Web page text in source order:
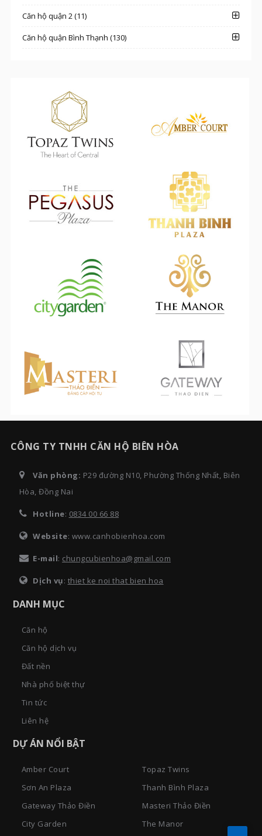
Căn hộ quận 2 (11)
Căn hộ quận Bình Thạnh (130)
CÔNG TY TNHH CĂN HỘ BIÊN HÒA
Văn phòng: P29 đường N10, Phường Thống Nhất, Biên
Hòa, Đồng Nai
Hotline: 0834 00 66 88
Website: www.canhobienhoa.com
E-mail: chungcubienhoa@gmail.com
Dịch vụ: thiet ke noi that bien hoa
DANH MỤC
Căn hộ
Căn hộ dịch vụ
Đất nền
Nhà phố biệt thự
Tin tức
Liên hệ
DỰ ÁN NỔI BẬT
Amber Court
Topaz Twins
Sơn An Plaza
Thanh Bình Plaza
Gateway Thảo Điền
Masteri Thảo Điền
City Garden
The Manor